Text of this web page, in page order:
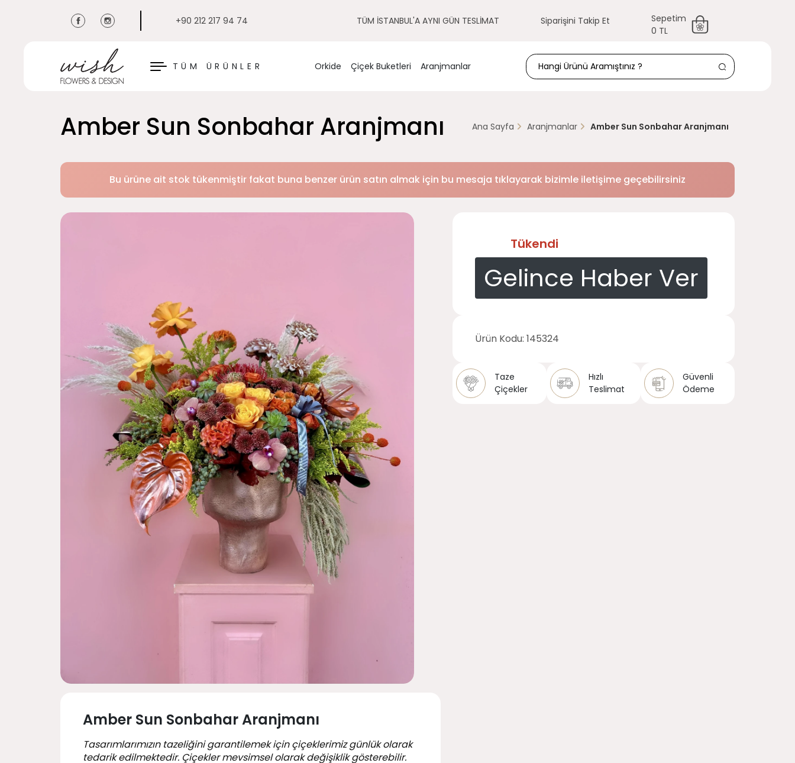
+90 212 217 94 74 TÜM İSTANBUL'A AYNI GÜN TESLİMAT Siparişini Takip Et
Sepetim
0 TL
TÜM ÜRÜNLER
KAPAT Orkide Çiçek Buketleri Aranjmanlar
Amber Sun Sonbahar Aranjmanı Ana Sayfa Aranjmanlar Amber Sun Sonbahar Aranjmanı
Bu ürüne ait stok tükenmiştir fakat buna benzer ürün satın almak için bu mesaja tıklayarak bizimle iletişime geçebilirsiniz
Amber Sun Sonbahar Aranjmanı
Tasarımlarımızın tazeliğini garantilemek için çiçeklerimiz günlük olarak
tedarik edilmektedir. Çiçekler mevsimsel olarak değişiklik gösterebilir.
Tükendi
Gelince Haber Ver
Ürün Kodu: 145324
Taze
Çiçekler
Hızlı
Teslimat
Güvenli
Ödeme